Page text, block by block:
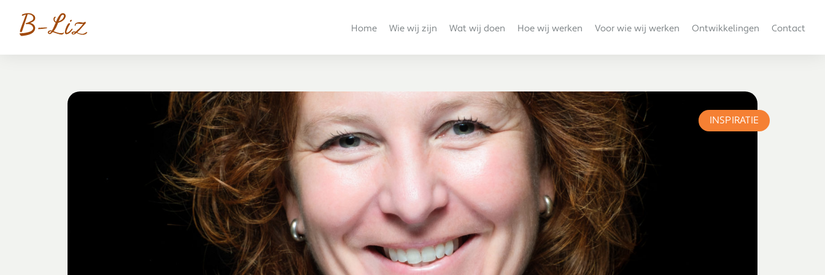
Home Wie wij zijn Wat wij doen Hoe wij werken Voor wie wij werken Ontwikkelingen Contact
INSPIRATIE